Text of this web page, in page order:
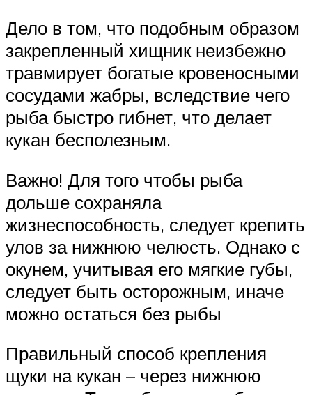
Дело в том, что подобным образом
закрепленный хищник неизбежно
травмирует богатые кровеносными
сосудами жабры, вследствие чего
рыба быстро гибнет, что делает
кукан бесполезным.
Важно! Для того чтобы рыба
дольше сохраняла
жизнеспособность, следует крепить
улов за нижнюю челюсть. Однако с
окунем, учитывая его мягкие губы,
следует быть осторожным, иначе
можно остаться без рыбы
Правильный способ крепления
щуки на кукан – через нижнюю